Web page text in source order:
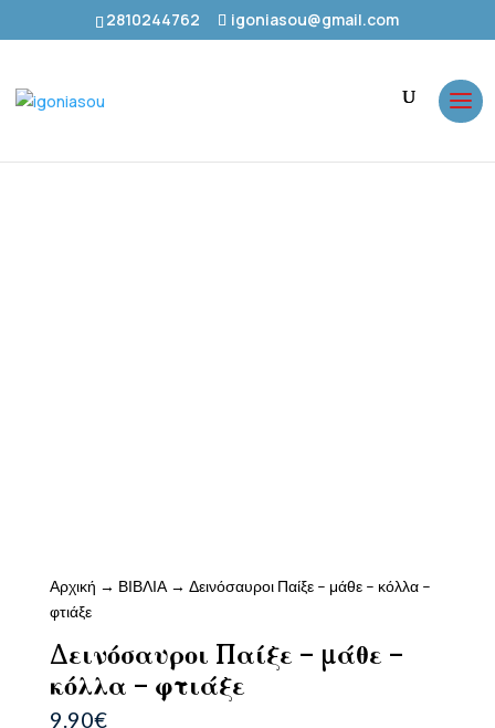
2810244762 igoniasou@gmail.com
Αρχική → ΒΙΒΛΙΑ→ Δεινόσαυροι Παίξε – μάθε – κόλλα –
φτιάξε
Δεινόσαυροι Παίξε – μάθε –
κόλλα – φτιάξε
9.90€